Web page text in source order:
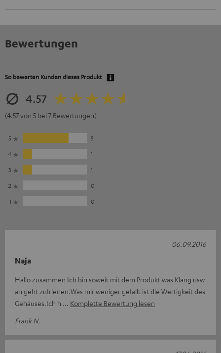
Bewertungen
So bewerten Kunden dieses Produkt
4.57
(4.57 von 5 bei 7 Bewertungen)
5
5
4
1
3
1
2
0
1
0
Naja
Hallo zusammen Ich bin soweit mit dem Produkt was Klang usw
an geht zufrieden.Was mir weniger gefällt ist die Wertigkeit des
Gehäuses.Ich h
Komplette Bewertung lesen
Frank N.
06.09.2016